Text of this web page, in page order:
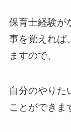
保育士経験が
事を覚えれば
ますので、
自分のやりた
ことができま